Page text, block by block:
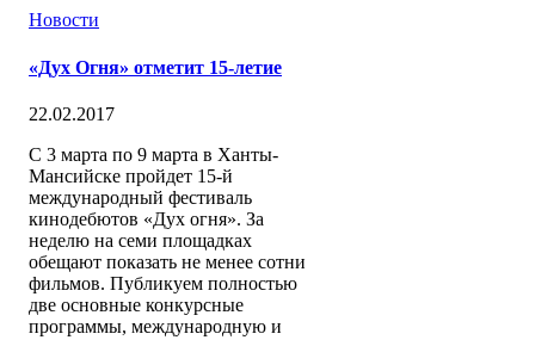
Новости
«Дух Огня» отметит 15-летие
22.02.2017
С 3 марта по 9 марта в Ханты-
Мансийске пройдет 15-й
международный фестиваль
кинодебютов «Дух огня». За
неделю на семи площадках
обещают показать не менее сотни
фильмов. Публикуем полностью
две основные конкурсные
программы, международную и